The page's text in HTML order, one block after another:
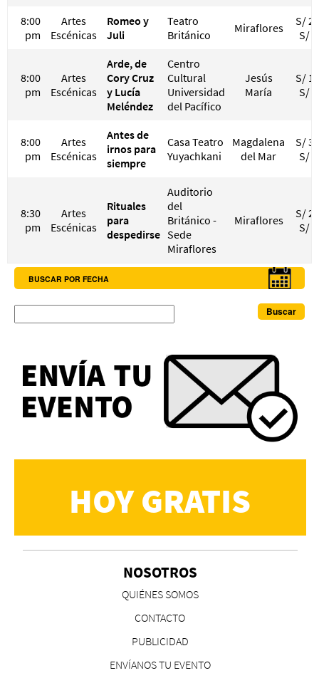
8:00
pm
Artes
Escénicas
Romeo y
Juli
Teatro
Británico
Miraflores
S/
S/
8:00
pm
Artes
Escénicas
Arde, de
Cory Cruz
y Lucía
Meléndez
Centro
Cultural
Universidad
del Pacífico
Jesús
María
S/
S/
8:00
pm
Artes
Escénicas
Antes de
irnos para
siempre
Casa Teatro
Yuyachkani
Magdalena
del Mar
S/
S/
8:30
pm
Artes
Escénicas
Rituales
para
despedirse
Auditorio
del
Británico -
Sede
Miraflores
Miraflores
S/
S/
BUSCAR POR FECHA
HOY GRATIS
NOSOTROS
QUIÉNES SOMOS
CONTACTO
PUBLICIDAD
ENVÍANOS TU EVENTO